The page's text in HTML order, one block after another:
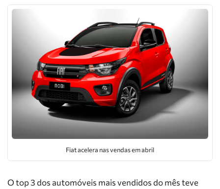
Fiat acelera nas vendas em abril
O top 3 dos automóveis mais vendidos do mês teve